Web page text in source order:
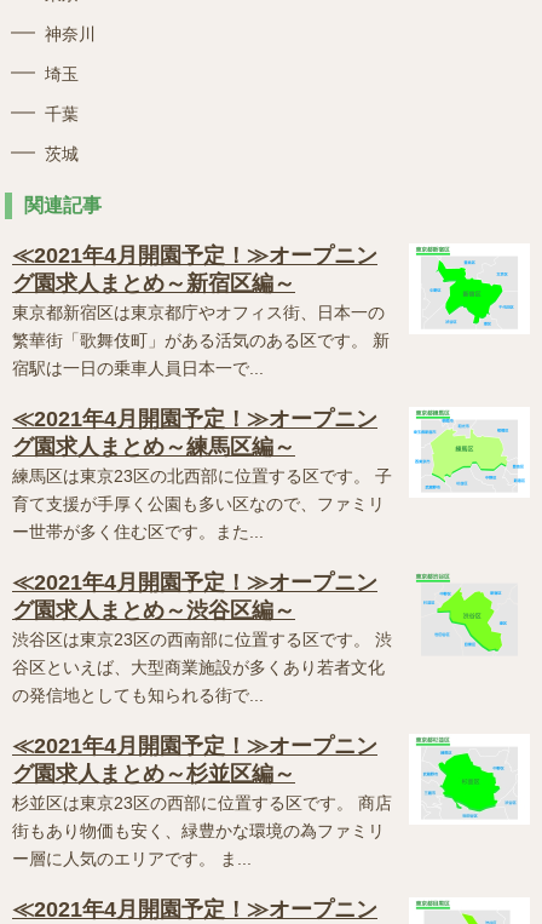
神奈川
埼玉
千葉
茨城
関連記事
≪2021年4月開園予定！≫オープニン
グ園求人まとめ～新宿区編～
東京都新宿区は東京都庁やオフィス街、日本一の
繁華街「歌舞伎町」がある活気のある区です。 新
宿駅は一日の乗車人員日本一で...
≪2021年4月開園予定！≫オープニン
グ園求人まとめ～練馬区編～
練馬区は東京23区の北西部に位置する区です。 子
育て支援が手厚く公園も多い区なので、ファミリ
ー世帯が多く住む区です。また...
≪2021年4月開園予定！≫オープニン
グ園求人まとめ～渋谷区編～
渋谷区は東京23区の西南部に位置する区です。 渋
谷区といえば、大型商業施設が多くあり若者文化
の発信地としても知られる街で...
≪2021年4月開園予定！≫オープニン
グ園求人まとめ～杉並区編～
杉並区は東京23区の西部に位置する区です。 商店
街もあり物価も安く、緑豊かな環境の為ファミリ
ー層に人気のエリアです。 ま...
≪2021年4月開園予定！≫オープニン